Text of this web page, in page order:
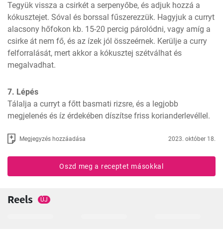
Tegyük vissza a csirkét a serpenyőbe, és adjuk hozzá a
kókusztejet. Sóval és borssal fűszerezzük. Hagyjuk a curryt
alacsony hőfokon kb. 15-20 percig párolódni, vagy amíg a
csirke át nem fő, és az ízek jól összeérnek. Kerülje a curry
felforralását, mert akkor a kókusztej szétválhat és
megalvadhat.
7. Lépés
Tálalja a curryt a főtt basmati rizsre, és a legjobb
megjelenés és íz érdekében díszítse friss korianderlevéllel.
Megjegyzés hozzáadása 2023. október 18.
Oszd meg a receptet másokkal
Reels ÚJ